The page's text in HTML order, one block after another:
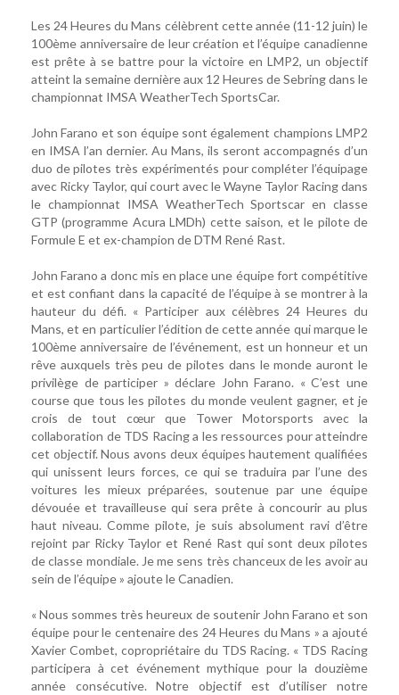
Les 24 Heures du Mans célèbrent cette année (11-12 juin) le
100ème anniversaire de leur création et l’équipe canadienne
est prête à se battre pour la victoire en LMP2, un objectif
atteint la semaine dernière aux 12 Heures de Sebring dans le
championnat IMSA WeatherTech SportsCar.
John Farano et son équipe sont également champions LMP2
en IMSA l’an dernier. Au Mans, ils seront accompagnés d’un
duo de pilotes très expérimentés pour compléter l’équipage
avec Ricky Taylor, qui court avec le Wayne Taylor Racing dans
le championnat IMSA WeatherTech Sportscar en classe
GTP (programme Acura LMDh) cette saison, et le pilote de
Formule E et ex-champion de DTM René Rast.
John Farano a donc mis en place une équipe fort compétitive
et est confiant dans la capacité de l’équipe à se montrer à la
hauteur du défi. « Participer aux célèbres 24 Heures du
Mans, et en particulier l’édition de cette année qui marque le
100ème anniversaire de l’événement, est un honneur et un
rêve auxquels très peu de pilotes dans le monde auront le
privilège de participer » déclare John Farano. « C’est une
course que tous les pilotes du monde veulent gagner, et je
crois de tout cœur que Tower Motorsports avec la
collaboration de TDS Racing a les ressources pour atteindre
cet objectif. Nous avons deux équipes hautement qualifiées
qui unissent leurs forces, ce qui se traduira par l’une des
voitures les mieux préparées, soutenue par une équipe
dévouée et travailleuse qui sera prête à concourir au plus
haut niveau. Comme pilote, je suis absolument ravi d’être
rejoint par Ricky Taylor et René Rast qui sont deux pilotes
de classe mondiale. Je me sens très chanceux de les avoir au
sein de l’équipe » ajoute le Canadien.
« Nous sommes très heureux de soutenir John Farano et son
équipe pour le centenaire des 24 Heures du Mans » a ajouté
Xavier Combet, copropriétaire du TDS Racing. « TDS Racing
participera à cet événement mythique pour la douzième
année consécutive. Notre objectif est d’utiliser notre